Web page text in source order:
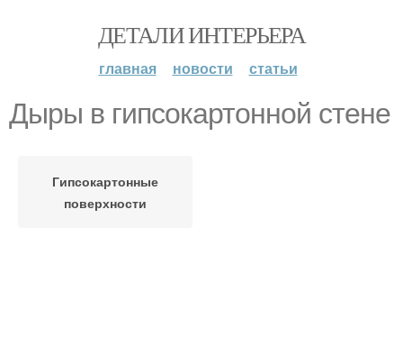
ДЕТАЛИ ИНТЕРЬЕРА
главная новости статьи
Дыры в гипсокартонной стене
Гипсокартонные
поверхности